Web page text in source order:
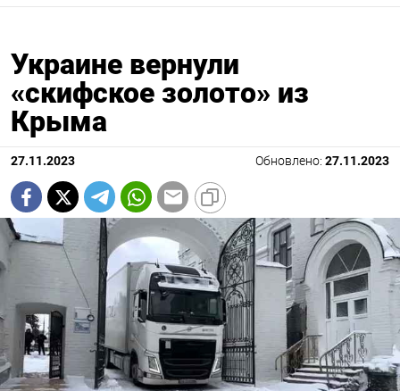
Украине вернули
«скифское золото» из
Крыма
27.11.2023 Обновлено: 27.11.2023